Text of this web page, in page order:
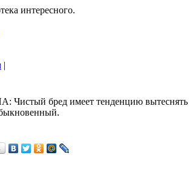
интересного.
|
бред имеет тенденцию вытеснять